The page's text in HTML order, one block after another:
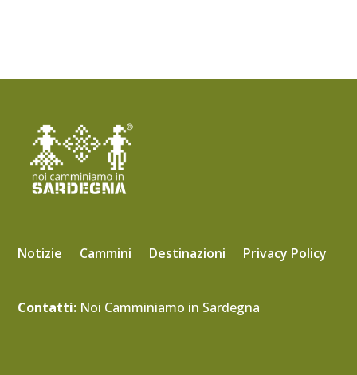
Notizie Cammini Destinazioni Privacy Policy
Contatti: Noi Camminiamo in Sardegna